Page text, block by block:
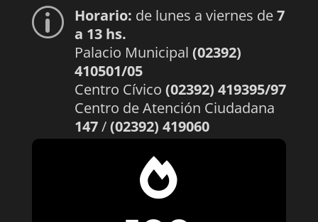
p Horario: de lunes a viernes de7
a 13 hs.
Palacio Municipal (02392)
410501/05
Centro Cívico (02392) 419395/97
Centro de Atención Ciudadana
147/(02392) 419060
